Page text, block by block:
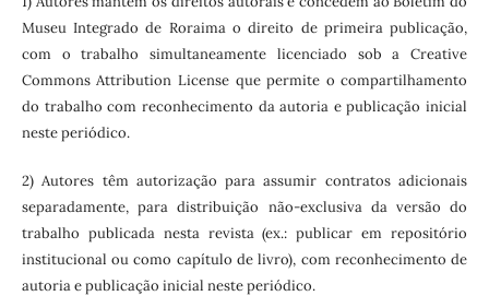
Museu Integrado de Roraima o direito de primeira publicação,
com o trabalho simultaneamente licenciado sob a Creative
Commons Attribution License que permite o compartilhamento
do trabalho com reconhecimento da autoria e publicação inicial
neste periódico.
2) Autores têm autorização para assumir contratos adicionais
separadamente, para distribuição não-exclusiva da versão do
trabalho publicada nesta revista (ex.: publicar em repositório
institucional ou como capítulo de livro), com reconhecimento de
autoria e publicação inicial neste periódico.